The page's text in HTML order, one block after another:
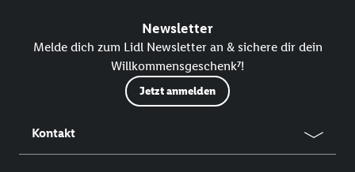
Newsletter
Melde dich zum Lidl Newsletter an & sichere dir dein
Willkommensgeschenk⁷!
Jetzt anmelden
Kontakt